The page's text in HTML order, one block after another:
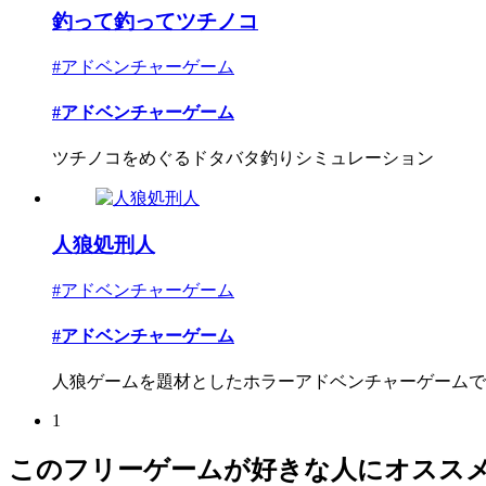
釣って釣ってツチノコ
#アドベンチャーゲーム
#アドベンチャーゲーム
ツチノコをめぐるドタバタ釣りシミュレーション
人狼処刑人
#アドベンチャーゲーム
#アドベンチャーゲーム
人狼ゲームを題材としたホラーアドベンチャーゲームで
1
このフリーゲームが好きな人にオスス